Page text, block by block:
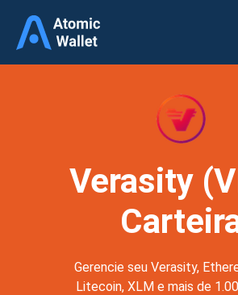
Verasity
Gerencie seu Verasity,
Litecoin, XLM e mais de